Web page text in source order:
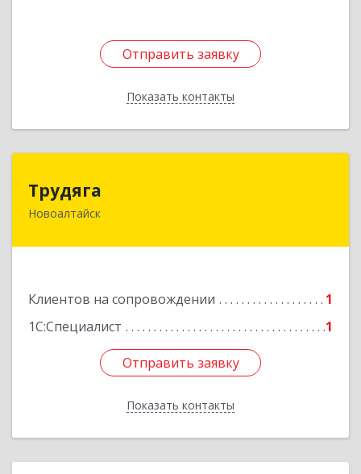
Отправить заявку
Показать контакты
Отправить заявку
Назад
Трудяга
Новоалтайск
Клиентов на сопровождении
1
1С:Специалист
1
Отправить заявку
Показать контакты
658080, Алтайский край, Новоалтайск г,
Отправить заявку
Назад